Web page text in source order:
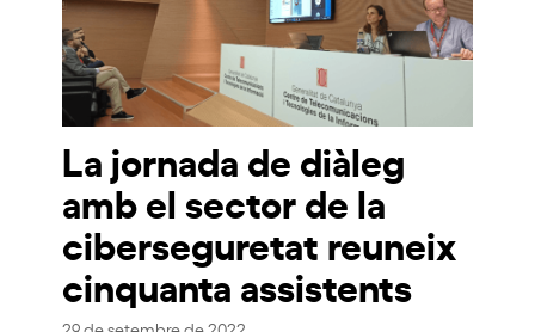
La jornada de diàleg
amb el sector de la
ciberseguretat reuneix
cinquanta assistents